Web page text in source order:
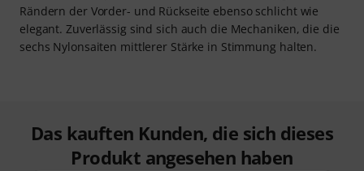
Rändern der Vorder- und Rückseite ebenso schlicht wie
elegant. Zuverlässig sind sich auch die Mechaniken, die die
sechs Nylonsaiten mittlerer Stärke in Stimmung halten.
Das kauften Kunden, die sich dieses
Produkt angesehen haben